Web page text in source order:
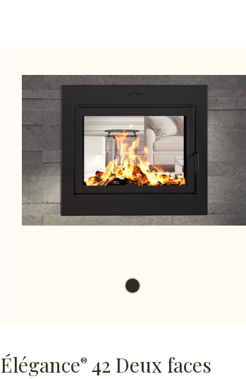
Élégance® 42 Deux faces